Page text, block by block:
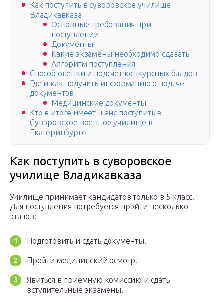
Как поступить в суворовское училище
Владикавказа
Основные требования при
поступлении
Документы
Какие экзамены необходимо сдавать
Алгоритм поступления
Способ оценки и подсчет конкурсных баллов
Где и как получить информацию о подаче
документов
Медицинские документы
Кто в итоге имеет шанс поступить в
Суворовское военное училище в
Екатеринбурге
Как поступить в суворовское
училище Владикавказа
Училище принимает кандидатов только в 5 класс.
Для поступления потребуется пройти несколько
этапов:
Подготовить и сдать документы.
Пройти медицинский осмотр.
Явиться в приемную комиссию и сдать
вступительные экзамены.